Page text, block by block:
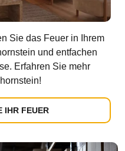
Sie das Feuer in Ihrem
und entfachen
Erfahren Sie mehr
IHR FEUER